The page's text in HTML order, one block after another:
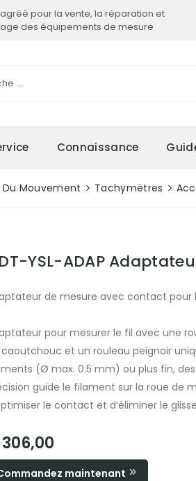
pour la vente, la réparation et
des équipements de mesure
Connaissance
Du Mouvement Tachymètres
YSL-ADAP
de mesure avec contact pour
pour mesurer le fil avec une
et un rouleau peignoir
(Ø max. 0.5 mm) ou plus fin,
guide le filament sur la roue de
le contact et d’éliminer le
maintenant